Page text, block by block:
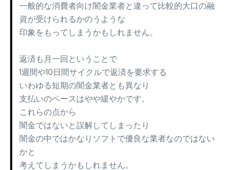
一般的な消費者向け闇金業者と違って比較的大口の融
資が受けられるかのうような
印象をもってしまうかもしれません。
返済も月一回ということで
1週間や10日間サイクルで返済を要求する
いわゆる短期の闇金業者とも異なり
支払いのペースはやや緩やかです。
これらの点から
闇金ではないと誤解してしまったり
闇金の中ではかなりソフトで優良な業者なのではない
かと
考えてしまうかもしれません。